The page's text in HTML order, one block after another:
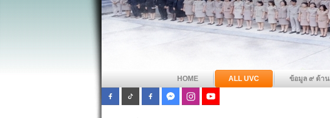
HOME ALL UVC ข้อมูล ๙ ด้าน